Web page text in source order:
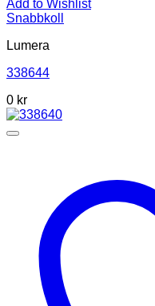
Add to Wishlist
Snabbkoll
Lumera
338644
0 kr